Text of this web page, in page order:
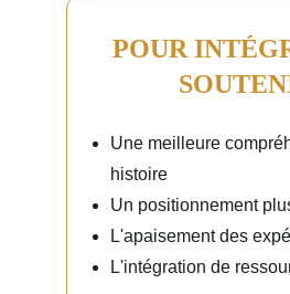
POUR
Une meilleure
histoire
Un positionnement
L'apaisement des
L'intégration de